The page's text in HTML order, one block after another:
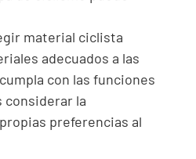
material ciclista
adecuados a las
con las funciones
considerar la
preferencias al